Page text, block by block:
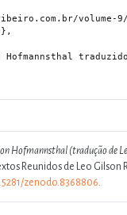
Hofmannsthal (tradução de
Reunidos de Leo
zenodo.8368806